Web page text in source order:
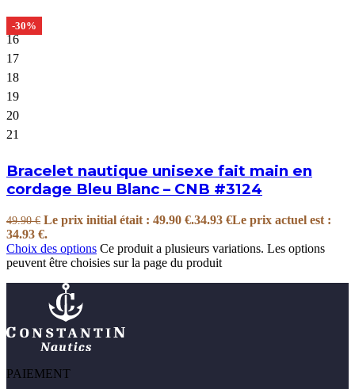
-30%
16
17
18
19
20
21
Bracelet nautique unisexe fait main en
cordage Bleu Blanc – CNB #3124
49.90€ Le prix initial était : 49.90 €.34.93 €Le prix actuel est :
34.93 €.
Choix des options Ce produit a plusieurs variations. Les options
peuvent être choisies sur la page du produit
PAIEMENT